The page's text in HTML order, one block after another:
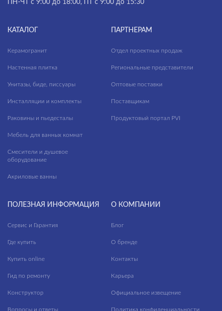
ПН-ЧТ с 9:00 до 18:00, ПТ с 9:00 до 15:30
КАТАЛОГ
Керамогранит
Настенная плитка
Унитазы, биде, писсуары
Инсталляции и комплекты
Раковины и пьедесталы
Мебель для ванных комнат
Смесители и душевое
оборудование
Акриловые ванны
ПАРТНЕРАМ
Отдел проектных продаж
Региональные представители
Оптовые поставки
Поставщикам
Продуктовый портал PVI
ПОЛЕЗНАЯ ИНФОРМАЦИЯ
Сервис и Гарантия
Где купить
Купить online
Гид по ремонту
Конструктор
Вопросы и ответы
О КОМПАНИИ
Блог
О бренде
Контакты
Карьера
Официальное извещение
Политика конфиденциальности